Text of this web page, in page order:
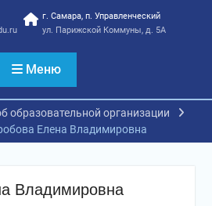
г. Самара, п. Управленческий
ул. Парижской Коммуны, д. 5А
Меню
образовательной организации
Елена Владимировна
Владимировна